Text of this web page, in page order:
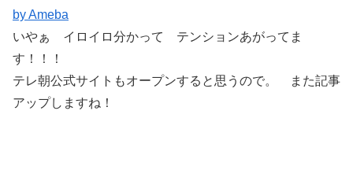
by Ameba
いやぁ イロイロ分かって テンションあがってま
す！！！
テレ朝公式サイトもオープンすると思うので。 また記事
アップしますね！